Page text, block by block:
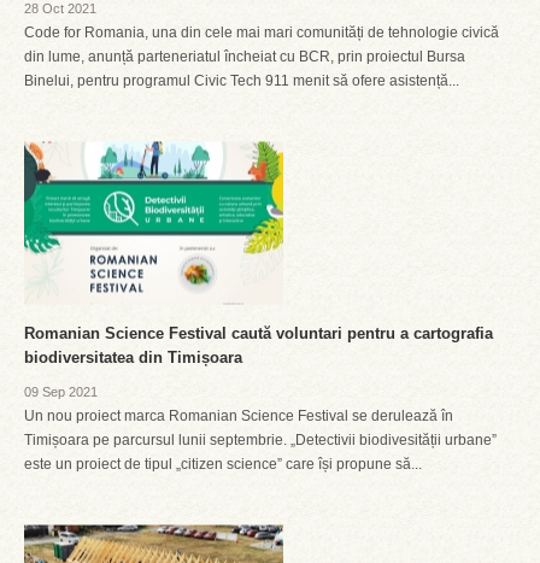
28 Oct 2021
Code for Romania, una din cele mai mari comunități de tehnologie civică
din lume, anunță parteneriatul încheiat cu BCR, prin proiectul Bursa
Binelui, pentru programul Civic Tech 911 menit să ofere asistență...
Romanian Science Festival caută voluntari pentru a cartografia
biodiversitatea din Timișoara
09 Sep 2021
Un nou proiect marca Romanian Science Festival se derulează în
Timișoara pe parcursul lunii septembrie. „Detectivii biodivesității urbane”
este un proiect de tipul „citizen science” care își propune să...